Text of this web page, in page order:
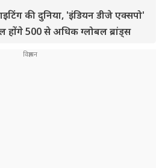
की दुनिया, 'इंडियन डीजे एक्सपो'
500 से अधिक ग्लोबल ब्रांड्स